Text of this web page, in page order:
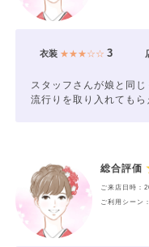
衣装★★★☆☆ 3
スタッフさんが娘と同
流行りを取り入れてもら
総合評価
ご来店日時：
ご利用シーン